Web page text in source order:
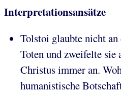
Interpretationsansätze
Tolstoi glaubte nicht
Toten und zweifelte sie
Christus immer an.
humanistische